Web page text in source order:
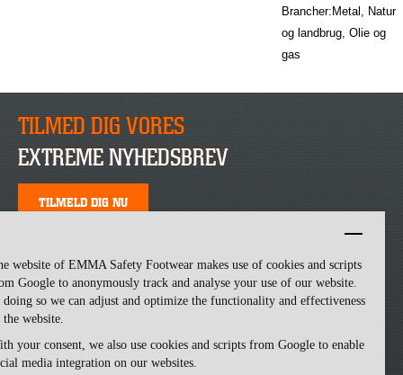
website of EMMA Safety Footwear makes use of cookies and scripts
Google to anonymously track and analyse your use of our website.
so we can adjust and optimize the functionality and effectiveness
website.
your consent, we also use cookies and scripts from Google to enable
media integration on our websites.
Brancher:Metal, Natur
og landbrug, Olie og
gas
TILMED DIG VORES
EXTREME NYHEDSBREV
TILMELD DIG NU